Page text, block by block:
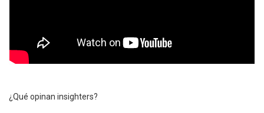
¿Qué opinan insighters?